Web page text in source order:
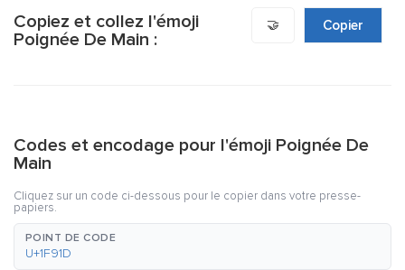
Copiez et collez l'émoji
Poignée De Main :
🤝 Copier
Codes et encodage pour l'émoji Poignée De
Main
Cliquez sur un code ci-dessous pour le copier dans votre presse-
papiers.
POINT DE CODE
U+1F91D